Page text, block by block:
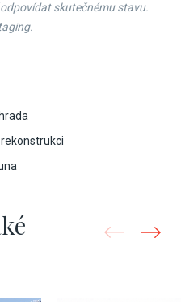
skutečnému stavu.